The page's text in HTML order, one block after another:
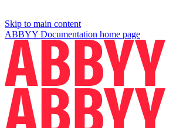
Skip to main content
ABBYY Documentation home page